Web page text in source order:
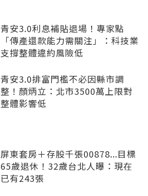
青安3.0利息補貼退場！專家點
「傳產還款能力需關注」：科技業
支撐整體違約風險低
青安3.0排富門檻不必因縣市調
整！顏炳立：北市3500萬上限對
整體影響低
屏東套房＋存股千張00878...目標
65歲退休！32歲台北人曝：現在
已有243張